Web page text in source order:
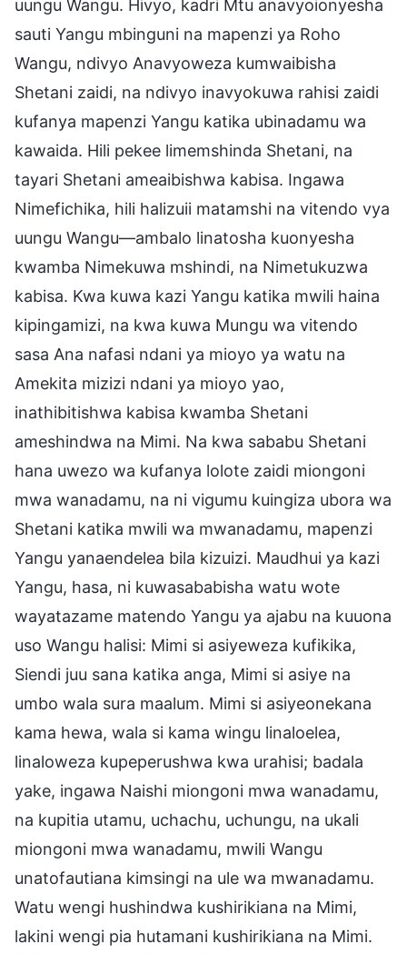
uungu Wangu. Hivyo, kadri Mtu anavyoionyesha
sauti Yangu mbinguni na mapenzi ya Roho
Wangu, ndivyo Anavyoweza kumwaibisha
Shetani zaidi, na ndivyo inavyokuwa rahisi zaidi
kufanya mapenzi Yangu katika ubinadamu wa
kawaida. Hili pekee limemshinda Shetani, na
tayari Shetani ameaibishwa kabisa. Ingawa
Nimefichika, hili halizuii matamshi na vitendo vya
uungu Wangu—ambalo linatosha kuonyesha
kwamba Nimekuwa mshindi, na Nimetukuzwa
kabisa. Kwa kuwa kazi Yangu katika mwili haina
kipingamizi, na kwa kuwa Mungu wa vitendo
sasa Ana nafasi ndani ya mioyo ya watu na
Amekita mizizi ndani ya mioyo yao,
inathibitishwa kabisa kwamba Shetani
ameshindwa na Mimi. Na kwa sababu Shetani
hana uwezo wa kufanya lolote zaidi miongoni
mwa wanadamu, na ni vigumu kuingiza ubora wa
Shetani katika mwili wa mwanadamu, mapenzi
Yangu yanaendelea bila kizuizi. Maudhui ya kazi
Yangu, hasa, ni kuwasababisha watu wote
wayatazame matendo Yangu ya ajabu na kuuona
uso Wangu halisi: Mimi si asiyeweza kufikika,
Siendi juu sana katika anga, Mimi si asiye na
umbo wala sura maalum. Mimi si asiyeonekana
kama hewa, wala si kama wingu linaloelea,
linaloweza kupeperushwa kwa urahisi; badala
yake, ingawa Naishi miongoni mwa wanadamu,
na kupitia utamu, uchachu, uchungu, na ukali
miongoni mwa wanadamu, mwili Wangu
unatofautiana kimsingi na ule wa mwanadamu.
Watu wengi hushindwa kushirikiana na Mimi,
lakini wengi pia hutamani kushirikiana na Mimi.